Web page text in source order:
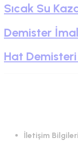
Sıcak Su
Demister
Hat
İletişim Bilgileri